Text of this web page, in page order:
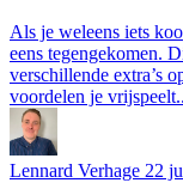
Als je weleens iets
eens tegengekomen.
verschillende extra’s
voordelen je
Lennard Verhage 22